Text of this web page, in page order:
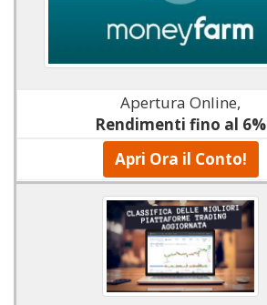
Apertura Online,
Rendimenti fino al 6%
Apri Ora il Conto!